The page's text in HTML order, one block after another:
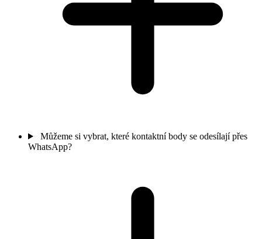
Můžeme si vybrat, které kontaktní body se odesílají přes
WhatsApp?